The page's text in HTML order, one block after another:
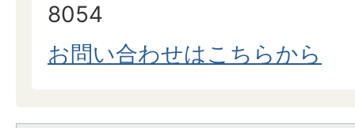
8054
お問い合わせはこちらから